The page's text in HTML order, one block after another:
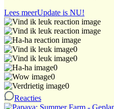
Lees meerUpdate is NU!
0
0
0
0
0
Reacties